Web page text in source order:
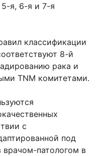
5-я, 6-я и 7-я
классификации
8-й
рака и
TNM комитетами.
с
под
патологом в